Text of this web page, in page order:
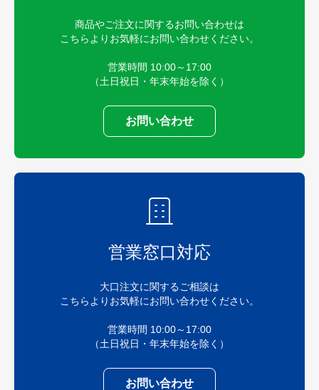
商品やご注文に関するお問い合わせは
こちらよりお気軽にお問い合わせください。
営業時間 10:00～17:00
（土日祝日・年末年始を除く）
お問い合わせ
営業窓口対応
大口注文に関するご相談は
こちらよりお気軽にお問い合わせください。
営業時間 10:00～17:00
（土日祝日・年末年始を除く）
お問い合わせ